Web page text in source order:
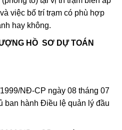
việc bố trí trạm có phù hợp
hay không.
HỒ SƠ DỰ TOÁN
NĐ-CP ngày 08 tháng 07
ban hành Điều lệ quản lý đầu